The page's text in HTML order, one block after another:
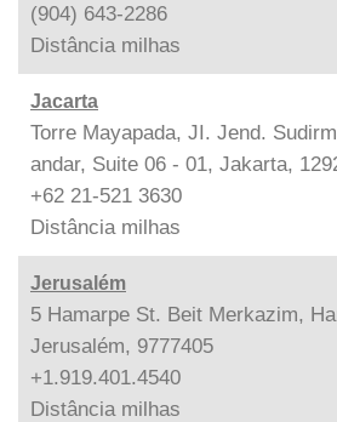
(904) 643-2286
Distância milhas
Jacarta
Torre Mayapada, JI. Jend.
andar, Suite 06 - 01, Jakarta,
+62 21-521 3630
Distância milhas
Jerusalém
5 Hamarpe St. Beit Merkazim,
Jerusalém, 9777405
+1.919.401.4540
Distância milhas